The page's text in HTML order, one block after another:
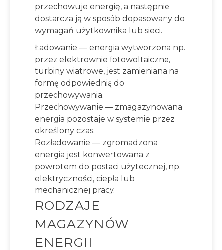
przechowuje energię, a następnie
dostarcza ją w sposób dopasowany do
wymagań użytkownika lub sieci.
Ładowanie — energia wytworzona np.
przez elektrownie fotowoltaiczne,
turbiny wiatrowe, jest zamieniana na
formę odpowiednią do
przechowywania.
Przechowywanie — zmagazynowana
energia pozostaje w systemie przez
określony czas.
Rozładowanie — zgromadzona
energia jest konwertowana z
powrotem do postaci użytecznej, np.
elektryczności, ciepła lub
mechanicznej pracy.
RODZAJE
MAGAZYNÓW
ENERGII